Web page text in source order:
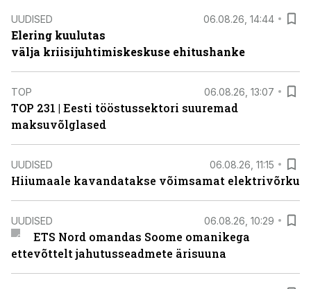
UUDISED 06.08.26, 14:44
Elering kuulutas
välja kriisijuhtimiskeskuse ehitushanke
TOP 06.08.26, 13:07
TOP 231 | Eesti tööstussektori suuremad
maksuvõlglased
UUDISED 06.08.26, 11:15
Hiiumaale kavandatakse võimsamat elektrivõrku
UUDISED 06.08.26, 10:29
ETS Nord omandas Soome omanikega
ettevõttelt jahutusseadmete ärisuuna